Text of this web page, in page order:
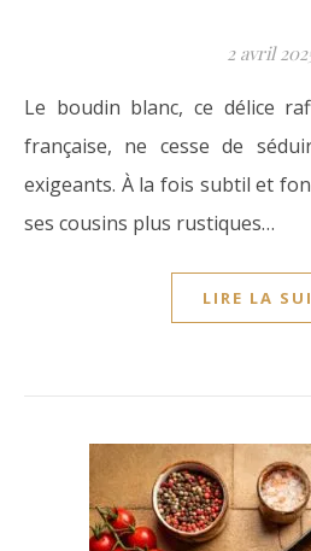
2 avril
Le boudin blanc, ce délice raffiné de la charcuterie
française, ne cesse de
exigeants. À la fois subtil et
ses cousins plus rustiques…
LIRE LA